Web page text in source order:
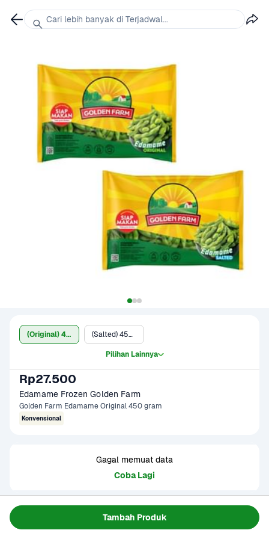
Tambah Produk
(Original) 450 gram (Salted) 450 gram
Pilihan Lainnya
Rp27.500
Edamame Frozen Golden Farm
Golden Farm Edamame Original 450 gram
Konvensional
Gagal memuat data
Coba Lagi
Informasi Produk
Kacang Edamame Original 450 gr. Edamame frozen yg bisa
Cari lebih banyak di Terjadwal...